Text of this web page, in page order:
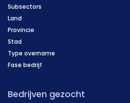
Subsectors
Land
Provincie
Stad
Type overname
Fase bedrijf
Bedrijven gezocht